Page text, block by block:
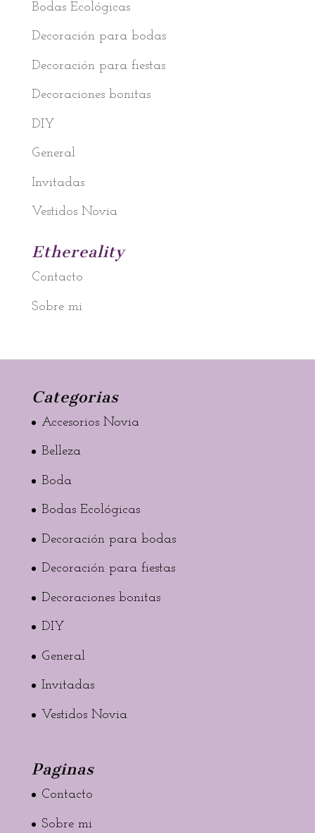
Bodas Ecológicas
Decoración para bodas
Decoración para fiestas
Decoraciones bonitas
DIY
General
Invitadas
Vestidos Novia
Ethereality
Contacto
Sobre mi
Categorias
Accesorios Novia
Belleza
Boda
Bodas Ecológicas
Decoración para bodas
Decoración para fiestas
Decoraciones bonitas
DIY
General
Invitadas
Vestidos Novia
Paginas
Contacto
Sobre mi